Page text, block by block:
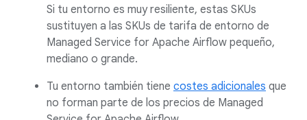
Si tu entorno es muy resiliente, estas SKUs
sustituyen a las SKUs de tarifa de entorno de
Managed Service for Apache Airflow pequeño,
mediano o grande.
Tu entorno también tiene costes adicionales que
no forman parte de los precios de Managed